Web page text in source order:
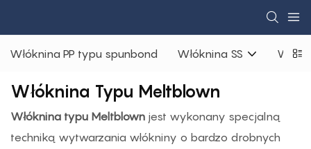
Włóknina PP typu spunbond Włóknina SS
Włóknina Typu Meltblown
Włóknina typu Meltblown jest wykonany specjalną
techniką wytwarzania włókniny o bardzo drobnych